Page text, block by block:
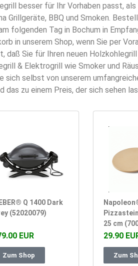
besser für Ihr Vorhaben passt,
Grillgeräte, BBQ und Smoken.
folgenden Tag in Bochum in
in unserem Shop, wenn Sie per
daß Sie für Ihren neuen
& Elektrogrill wie Smoker und
sich selbst von unserem
zu einem Preis, der sich sehen
Q 1400 Dark
(52020079)
EUR
Zum Shop
25 cm
29.90
Zum